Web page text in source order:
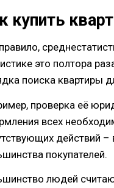
купить
это полтора
поиска квартиры
проверка её
всех
действий –
покупателей.
людей